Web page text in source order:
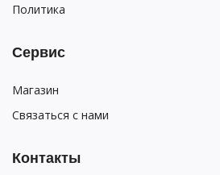
Политика
Сервис
Магазин
Связаться с нами
Контакты